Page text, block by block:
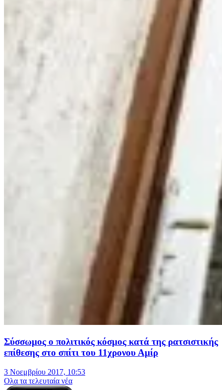
Σύσσωμος ο πολιτικός κόσμος κατά της ρατσιστικής
επίθεσης στο σπίτι του 11χρονου Αμίρ
3 Νοεμβρίου 2017, 10:53
Oλα τα τελευταία νέα